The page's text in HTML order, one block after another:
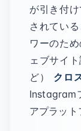
が引き付
されてい
ワーのた
ェブサイ
ど） クロ
Instagram
アプラッ